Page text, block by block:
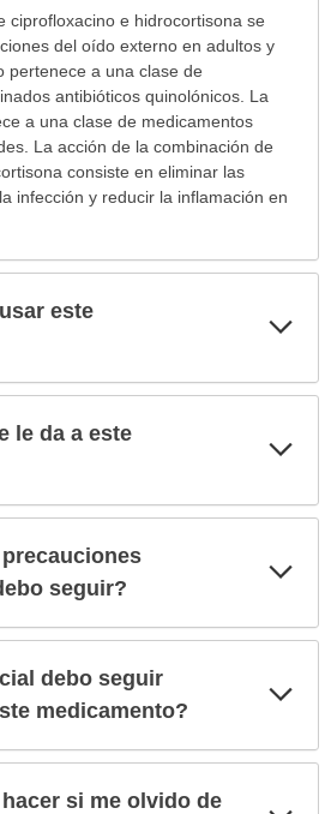
ciprofloxacino e hidrocortisona se
del oído externo en adultos y
pertenece a una clase de
antibióticos quinolónicos. La
a una clase de medicamentos
La acción de la combinación de
consiste en eliminar las
infección y reducir la inflamación en
este
le da a este
seguir?
debo seguir
medicamento?
si me olvido de